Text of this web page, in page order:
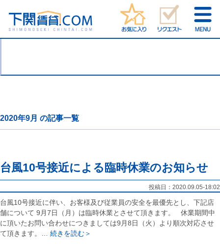
2020年9月 の記事一覧
台風10号接近による臨時休業のお知らせ
投稿日： 2020.09.05-18:02
台風10号接近に伴い、お客様及び従業員の安全を最優先とし、下記店
舗について 9月7日（月）は臨時休業とさせて頂きます。 休業期間中
に頂いたお問い合わせにつきましては9月8日（火）より順次対応させ
て頂きます。… 続きを読む＞